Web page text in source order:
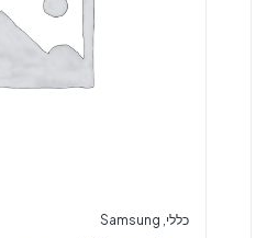
כללי Samsung